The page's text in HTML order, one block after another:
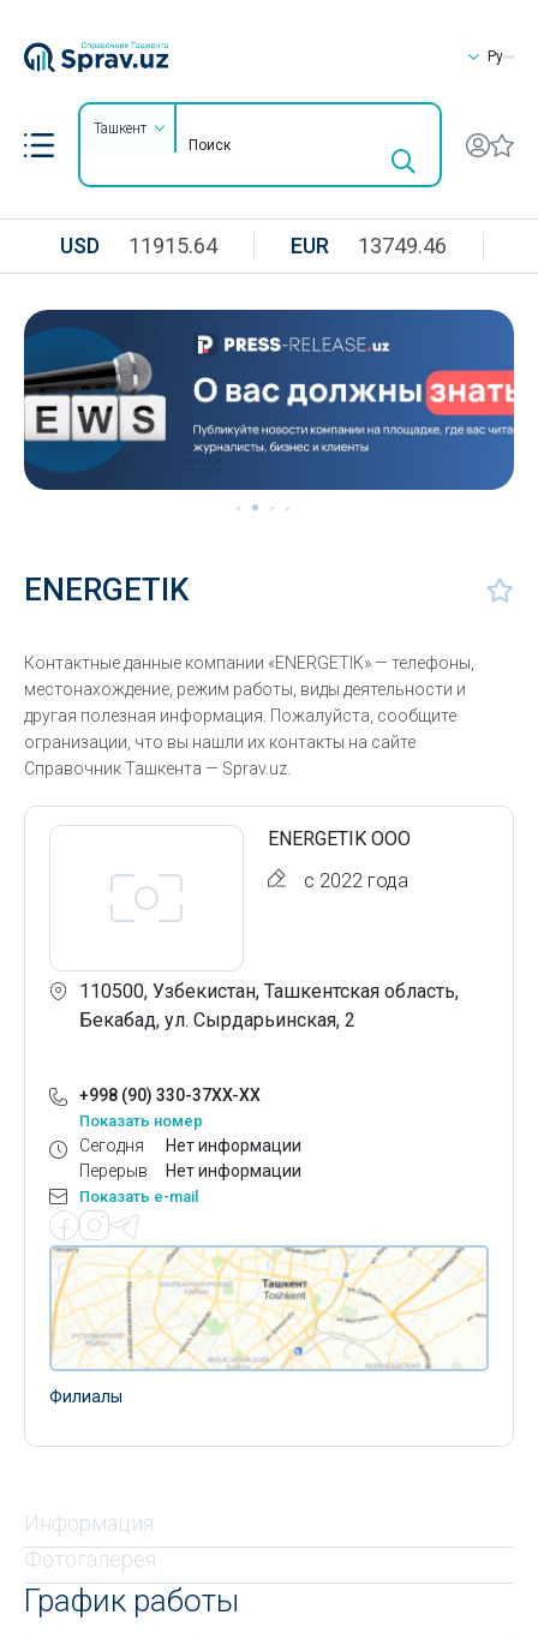
Ру
Ташкент
USD 11915.64 EUR 13749.46
ENERGETIK
Контактные данные компании «ENERGETIK» — телефоны,
местонахождение, режим работы, виды деятельности и
другая полезная информация. Пожалуйста, сообщите
огранизации, что вы нашли их контакты на сайте
Справочник Ташкента — Sprav.uz.
ENERGETIK ООО
с 2022 года
110500, Узбекистан, Ташкентская область,
Бекабад, ул. Сырдарьинская, 2
+998 (90) 330-37XX-XX
Показать номер
Сегодня
Перерыв
Нет информации
Нет информации
Показать e-mail
Филиалы
Информация
Фотогалерея
График работы